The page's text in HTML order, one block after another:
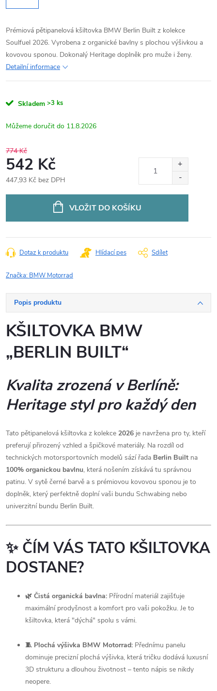
Prémiová pětipanelová kšiltovka BMW Berlin Built z kolekce
Soulfuel 2026. Vyrobena z organické bavlny s plochou výšivkou a
kovovou sponou. Dokonalý Heritage doplněk pro muže i ženy.
Detailní informace
Skladem >3 ks
11.8.2026
774 Kč
542 Kč
447,93 Kč bez DPH
VLOŽIT DO KOŠÍKU
Dotaz k produktu Hlídací pes Sdílet
Značka: BMW Motorrad
Popis produktu
KŠILTOVKA BMW
„BERLIN BUILT“
Kvalita zrozená v Berlíně:
Heritage styl pro každý den
Tato pětipanelová kšiltovka z kolekce 2026 je navržena pro ty, kteří
preferují přirozený vzhled a špičkové materiály. Na rozdíl od
technických motorsportovních modelů sází řada Berlin Built na
100% organickou bavlnu, která nošením získává tu správnou
patinu. V sytě černé barvě a s prémiovou kovovou sponou je to
doplněk, který perfektně doplní vaši bundu Schwabing nebo
univerzitní bundu Berlin Built.
✨ ČÍM VÁS TATO KŠILTOVKA
DOSTANE?
🌿 Čistá organická bavlna: Přírodní materiál zajišťuje
maximální prodyšnost a komfort pro vaši pokožku. Je to
kšiltovka, která "dýchá" spolu s vámi.
🧵 Plochá výšivka BMW Motorrad: Přednímu panelu
dominuje precizní plochá výšivka, která tričku dodává luxusní
3D strukturu a dlouhou životnost – tento nápis se nikdy
neopere.